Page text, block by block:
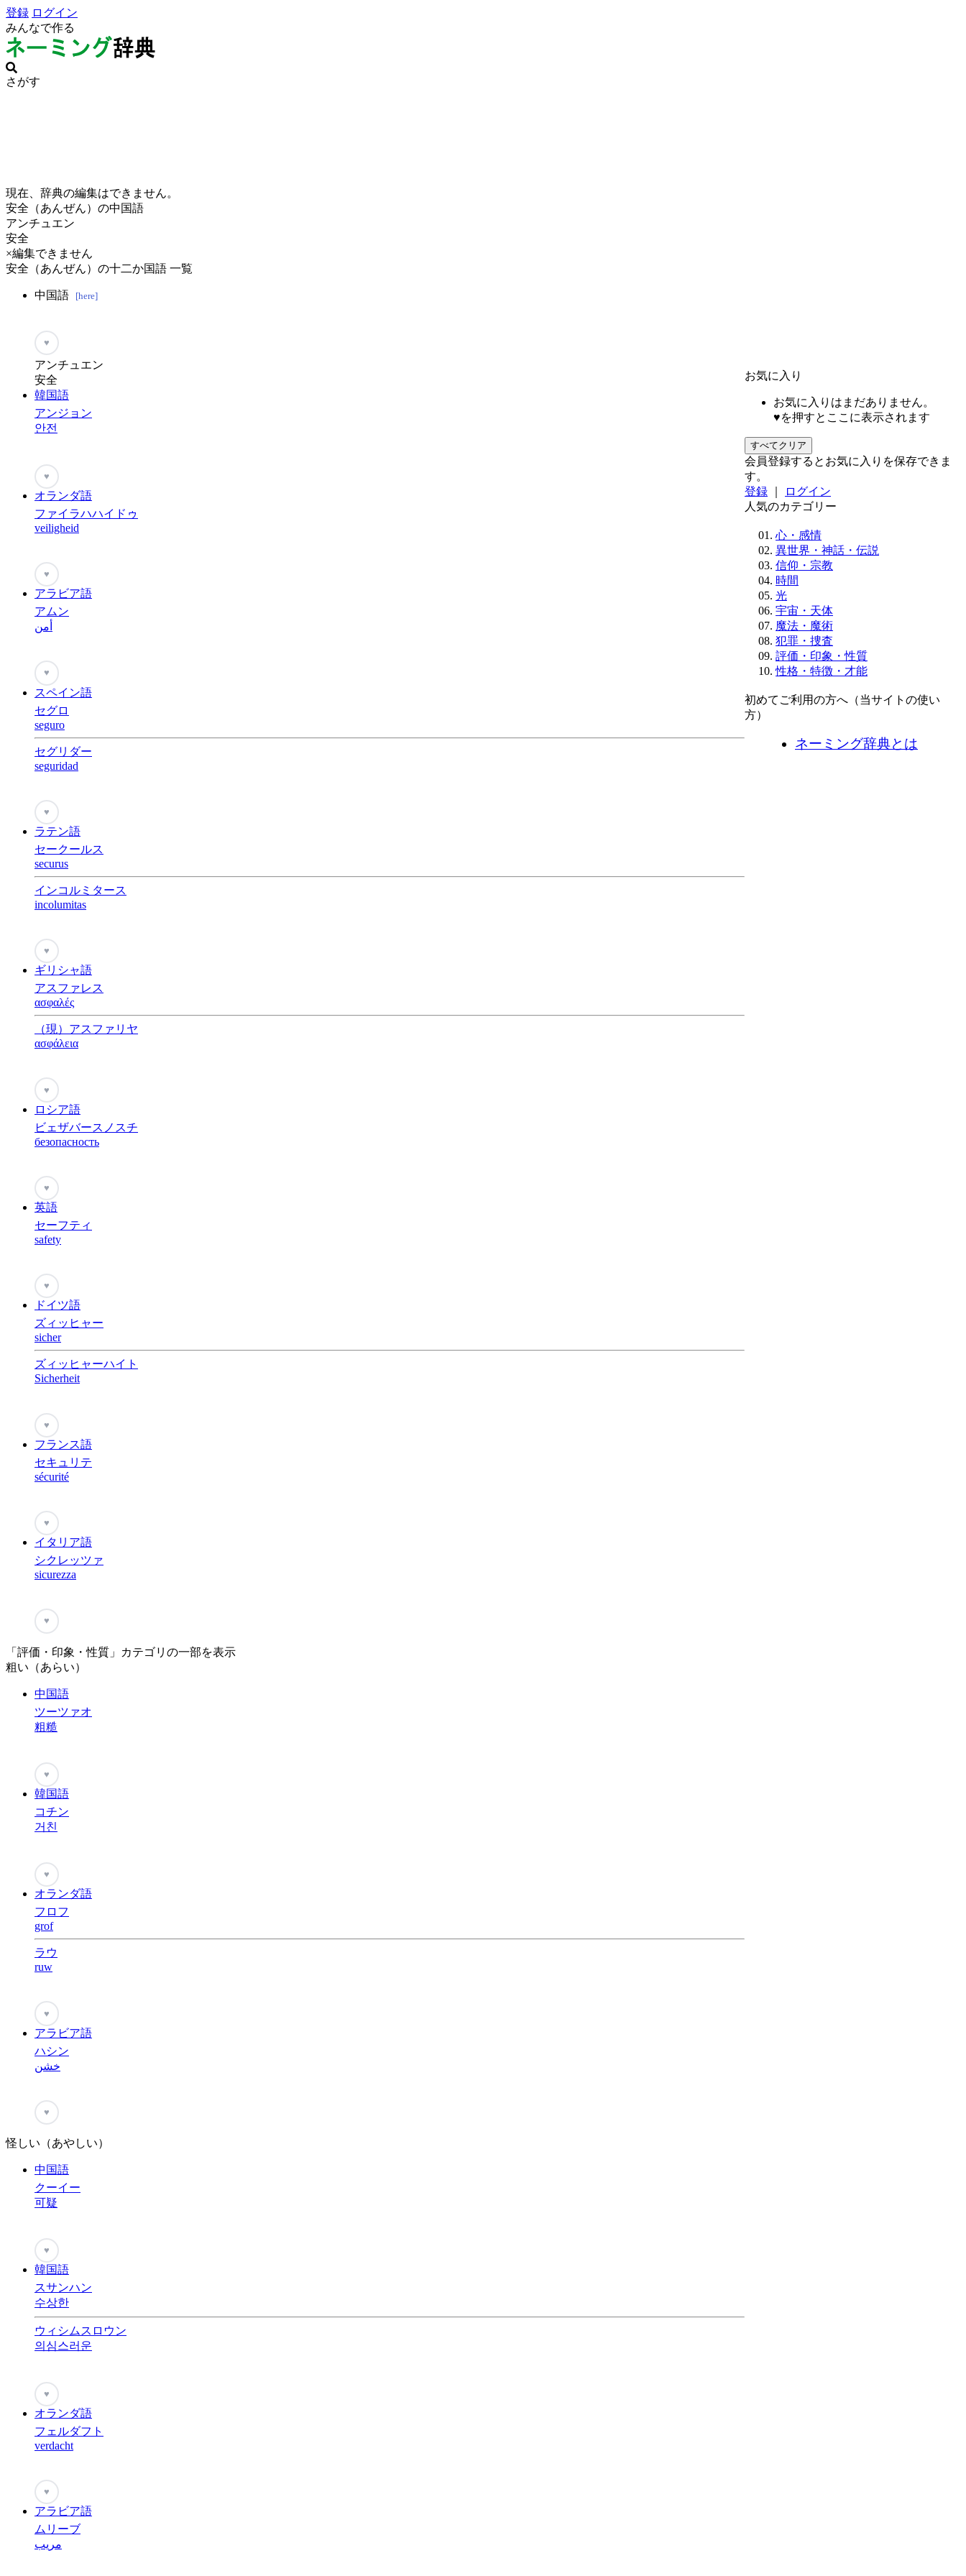
登録 ログイン
みんなで作る
さがす
現在、辞典の編集はできません。
安全（あんぜん）の中国語
アンチュエン
安全
×編集できません
安全（あんぜん）の十二か国語 一覧
中国語 [here]
♥
アンチュエン
安全
韓国語
アンジョン
안전
♥
オランダ語
ファイラハハイドゥ
veiligheid
♥
アラビア語
アムン
أمن
♥
スペイン語
セグロ
seguro
セグリダー
seguridad
♥
ラテン語
セークールス
securus
インコルミタース
incolumitas
♥
ギリシャ語
アスファレス
ασφαλές
（現）アスファリヤ
ασφάλεια
♥
ロシア語
ビェザバースノスチ
безопасность
♥
英語
セーフティ
safety
♥
ドイツ語
ズィッヒャー
sicher
ズィッヒャーハイト
Sicherheit
♥
フランス語
セキュリテ
sécurité
♥
イタリア語
シクレッツァ
sicurezza
♥
「評価・印象・性質」カテゴリの一部を表示
粗い（あらい）
中国語
ツーツァオ
粗糙
♥
韓国語
コチン
거친
♥
オランダ語
フロフ
grof
ラウ
ruw
♥
アラビア語
ハシン
خشن
♥
怪しい（あやしい）
中国語
クーイー
可疑
♥
韓国語
スサンハン
수상한
ウィシムスロウン
의심스러운
♥
オランダ語
フェルダフト
verdacht
♥
アラビア語
ムリーブ
مريب
お気に入り
お気に入りはまだありません。
♥を押すとここに表示されます
すべてクリア
会員登録するとお気に入りを保存できま
す。
登録
ログイン
人気のカテゴリー
心・感情
異世界・神話・伝説
信仰・宗教
時間
光
宇宙・天体
魔法・魔術
犯罪・捜査
評価・印象・性質
性格・特徴・才能
初めてご利用の方へ（当サイトの使い
方）
ネーミング辞典とは